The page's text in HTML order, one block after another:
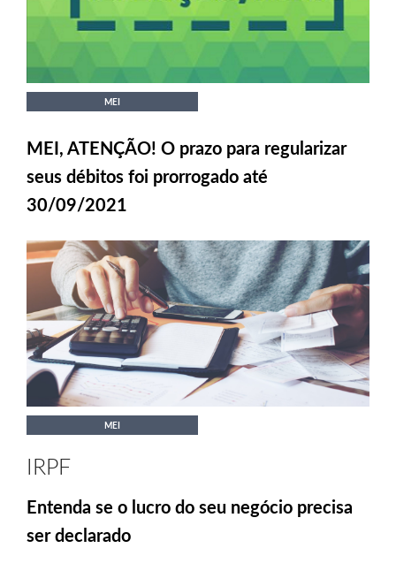
MEI
MEI, ATENÇÃO! O prazo para regularizar
seus débitos foi prorrogado até
30/09/2021
MEI
IRPF
Entenda se o lucro do seu negócio precisa
ser declarado